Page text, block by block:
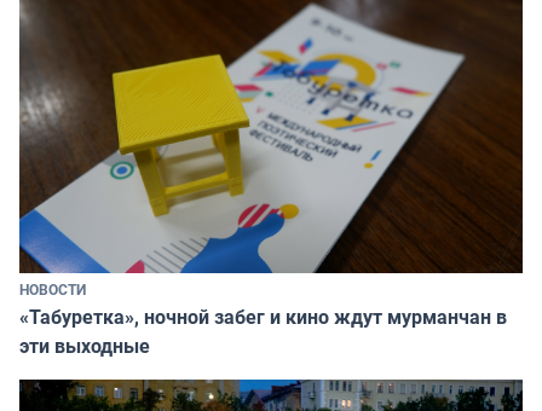
НОВОСТИ
«Табуретка», ночной забег и кино ждут мурманчан в
эти выходные